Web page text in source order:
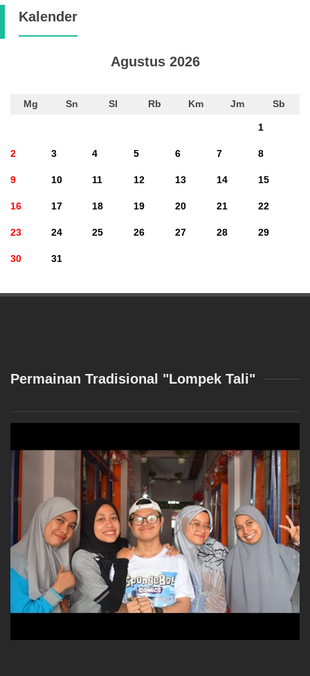
Kalender
Agustus 2026
Mg Sn Sl Rb Km Jm Sb
1
2 3 4 5 6 7 8
9 10 11 12 13 14 15
16 17 18 19 20 21 22
23 24 25 26 27 28 29
30 31
Permainan Tradisional "Lompek Tali"